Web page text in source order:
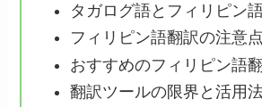
タガログ語とフィリピン
フィリピン語翻訳の注意
おすすめのフィリピン語
翻訳ツールの限界と活用